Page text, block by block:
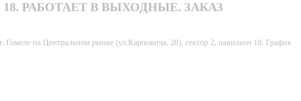
18. РАБОТАЕТ В ВЫХОДНЫЕ. ЗАКАЗ
на Центральном рынке (ул.Карповича, 28), сектор 2, павильон 18. График